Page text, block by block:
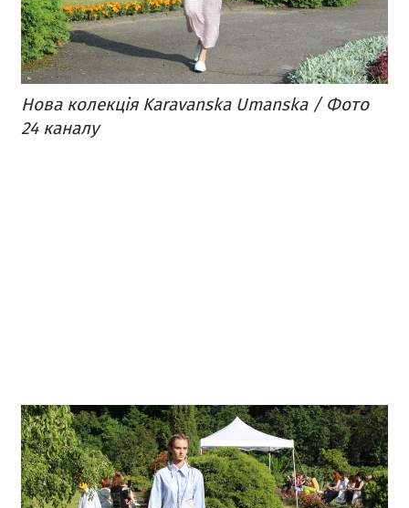
Нова колекція Karavanska Umanska / Фото
24 каналу